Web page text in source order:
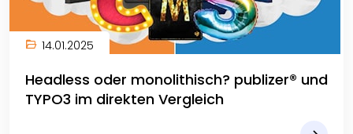
14.01.2025
Headless oder monolithisch? publizer® und
TYPO3 im direkten Vergleich